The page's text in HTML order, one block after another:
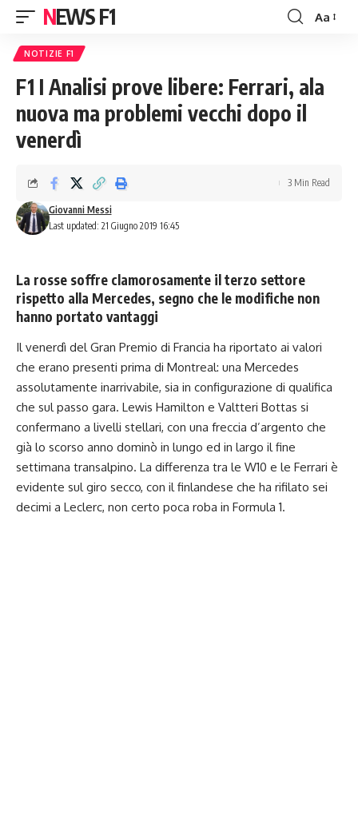
NEWS F1
Font
Aa
NOTIZIE F1
F1 I Analisi prove libere: Ferrari, ala
nuova ma problemi vecchi dopo il
venerdì
Last updated: 21 Giugno 2019 16:45
Giovanni Messi
3 Min Read
La rosse soffre clamorosamente il terzo settore
rispetto alla Mercedes, segno che le modifiche non
hanno portato vantaggi
Il venerdì del Gran Premio di Francia ha riportato ai valori
che erano presenti prima di Montreal: una Mercedes
assolutamente inarrivabile, sia in configurazione di qualifica
che sul passo gara. Lewis Hamilton e Valtteri Bottas si
confermano a livelli stellari, con una freccia d’argento che
già lo scorso anno dominò in lungo ed in largo il fine
settimana transalpino. La differenza tra le W10 e le Ferrari è
evidente sul giro secco, con il finlandese che ha rifilato sei
decimi a Leclerc, non certo poca roba in Formula 1.